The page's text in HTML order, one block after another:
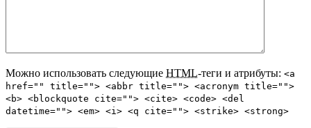
Можно использовать следующие HTML-теги и атрибуты: <a
href="" title=""> <abbr title=""> <acronym title="">
<b> <blockquote cite=""> <cite> <code> <del
datetime=""> <em> <i> <q cite=""> <strike> <strong>